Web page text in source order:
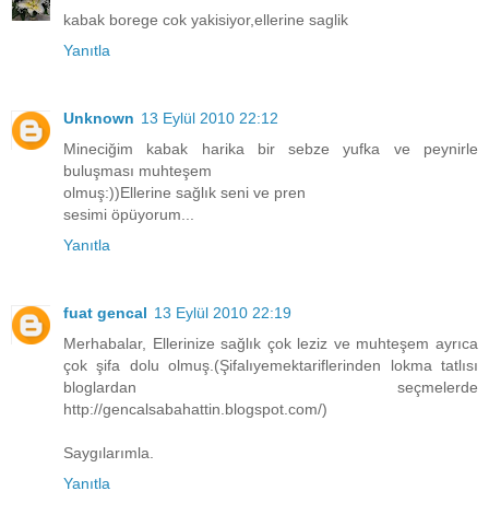
kabak borege cok yakisiyor,ellerine saglik
Yanıtla
Unknown 13 Eylül 2010 22:12
Mineciğim kabak harika bir sebze yufka ve peynirle
buluşması muhteşem
olmuş:))Ellerine sağlık seni ve pren
sesimi öpüyorum...
Yanıtla
fuat gencal 13 Eylül 2010 22:19
Merhabalar, Ellerinize sağlık çok leziz ve muhteşem ayrıca
çok şifa dolu olmuş.(Şifalıyemektariflerinden lokma tatlısı
bloglardan seçmelerde
http://gencalsabahattin.blogspot.com/)
Saygılarımla.
Yanıtla